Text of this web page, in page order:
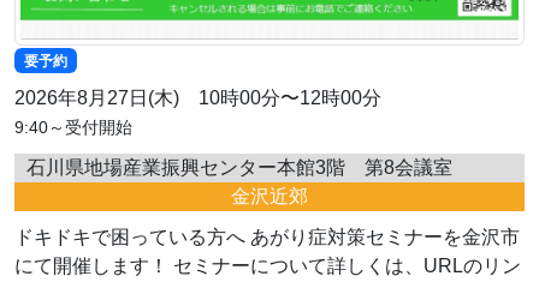
要予約
2026年8月27日(木) 10時00分〜12時00分
9:40～受付開始
石川県地場産業振興センター本館3階 第8会議室
金沢近郊
ドキドキで困っている方へ あがり症対策セミナーを金沢市
にて開催します！ セミナーについて詳しくは、URLのリン